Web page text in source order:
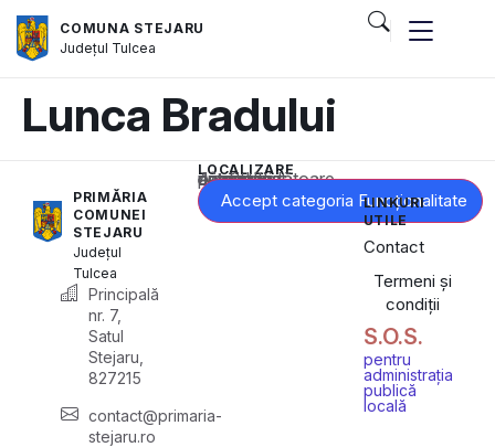
COMUNA STEJARU
Județul Tulcea
Lunca Bradului
PRIMĂRIA
COMUNEI
STEJARU
Județul
Tulcea
Principală
nr. 7,
Satul
Stejaru,
827215
contact@primaria-
stejaru.ro
LOCALIZARE
Acest conținut este blocat până când acceptați categoria corespunzătoare de cookie-uri.
Accept categoria Funcționalitate
LINKURI
UTILE
Contact
Termeni și
condiții
S.O.S.
pentru
administrația
publică
locală